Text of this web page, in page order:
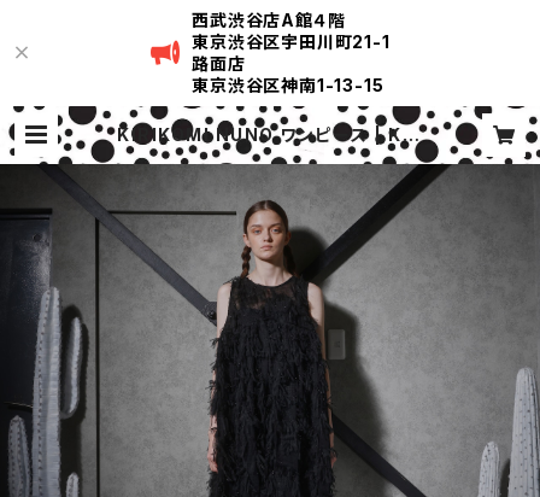
西武渋谷店A館４階
東京渋谷区宇田川町21-1
路面店
東京渋谷区神南1-13-15
KIRIKOMI NUNO ワンピース | KIR
IKOMI